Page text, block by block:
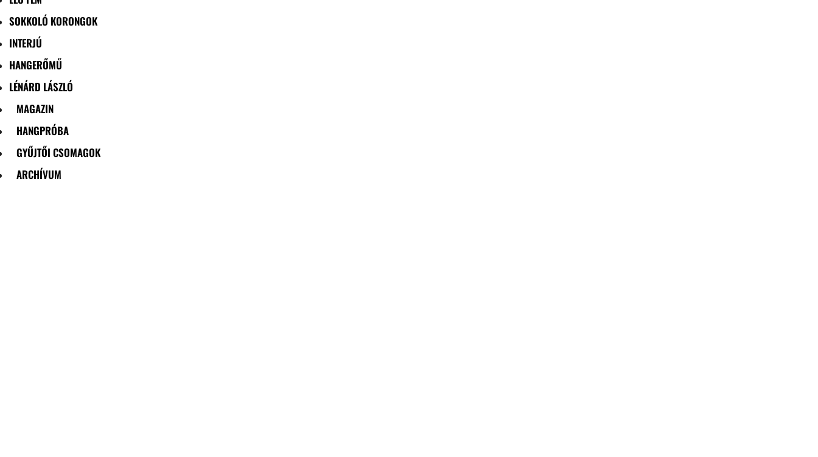
SOKKOLÓ KORONGOK
INTERJÚ
HANGERŐMŰ
LÉNÁRD LÁSZLÓ
MAGAZIN
HANGPRÓBA
GYŰJTŐI CSOMAGOK
ARCHÍVUM